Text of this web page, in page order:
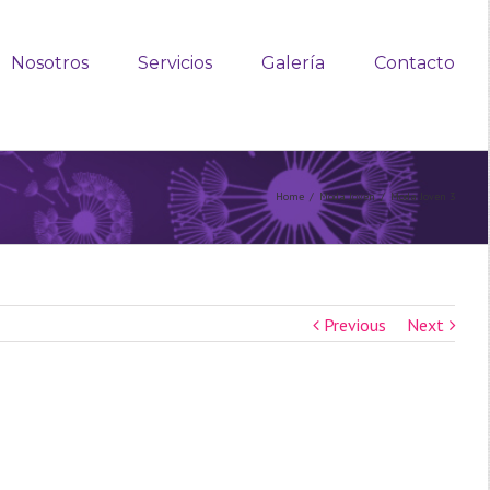
Nosotros Servicios Galería Contacto
Home / Moda Joven / Moda Joven 3
Previous Next